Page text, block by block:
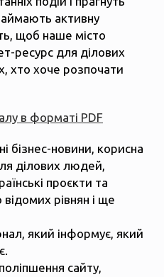
активну
щоб наше місто
ресурс для ділових
хто хоче розпочати
в форматі PDF
бізнес-новини, корисна
ділових людей,
проєкти та
рівнян і ще
який інформує, який
сайту,